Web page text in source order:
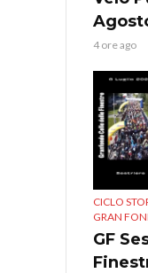
4 ore ago
CICLO
GRAN
GF